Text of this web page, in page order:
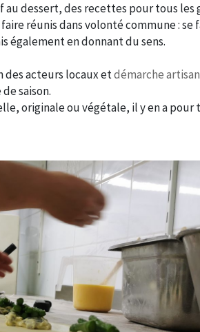
au dessert, des recettes pour tous les
faire réunis dans volonté commune : se
également en donnant du sens.
des acteurs locaux etdémarche
saison.
originale ou végétale, il y en a pour